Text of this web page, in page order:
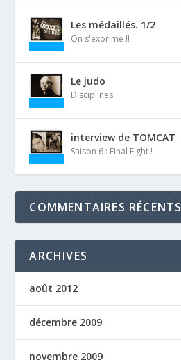
Les médaillés. 1/2
On s'exprime !!
Le judo
Disciplines
interview de TOMCAT
Saison 6 : Final Fight !
COMMENTAIRES RÉCENTS
ARCHIVES
août 2012
décembre 2009
novembre 2009